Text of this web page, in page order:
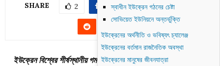
SHARE 2
ইউক্রেন বিশ্বের শীর্ষস্থানীয় গম উৎপাদনকারী দেশ। তাই, দেশটিকে বলা হয়
স্বাধীন ইউক্রেন গঠনের চেষ্টা
সোভিয়েত ইউনিয়নে অন্তর্ভুক্তি
ইউক্রেনের অর্থনীতি ও ভবিষ্যৎ চ্যালেঞ্জ
ইউক্রেনের বর্তমান রাজনৈতিক অবস্থা
ইউক্রেনের মানুষের জীবনযাত্রা